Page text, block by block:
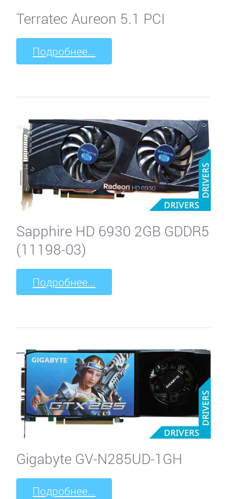
Terratec Aureon 5.1 PCI
Подробнее...
Sapphire HD 6930 2GB GDDR5
(11198-03)
Подробнее...
Gigabyte GV-N285UD-1GH
Подробнее...